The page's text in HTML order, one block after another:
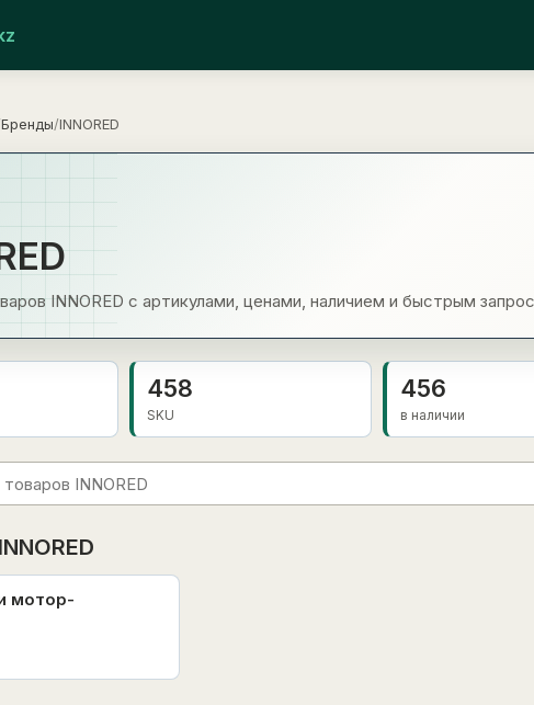
Бренды/INNORED
INNORED с артикулами, ценами, наличием и быстрым
458
SKU
456
в наличии
мотор-